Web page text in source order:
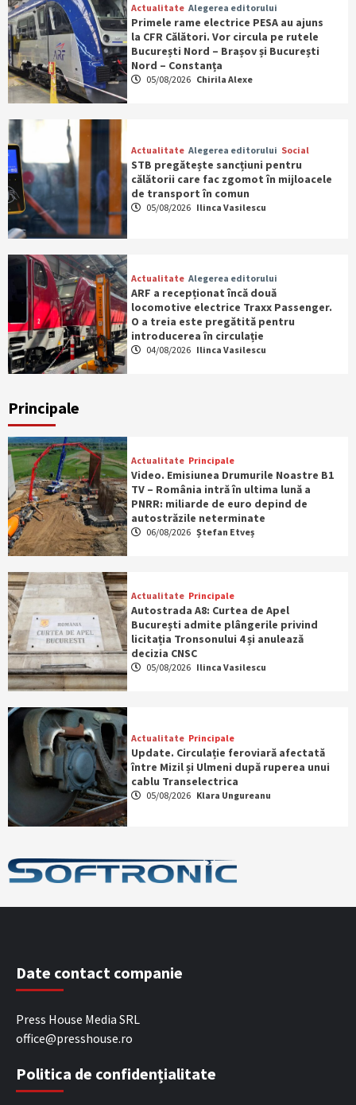
Actualitate Alegerea editorului
Primele rame electrice PESA au ajuns
la CFR Călători. Vor circula pe rutele
București Nord – Brașov și București
Nord – Constanța
05/08/2026 Chirila Alexe
Actualitate Alegerea editorului Social
STB pregătește sancțiuni pentru
călătorii care fac zgomot în mijloacele
de transport în comun
05/08/2026 Ilinca Vasilescu
Actualitate Alegerea editorului
ARF a recepționat încă două
locomotive electrice Traxx Passenger.
O a treia este pregătită pentru
introducerea în circulație
04/08/2026 Ilinca Vasilescu
Principale
Actualitate Principale
Video. Emisiunea Drumurile Noastre B1
TV – România intră în ultima lună a
PNRR: miliarde de euro depind de
autostrăzile neterminate
06/08/2026 Ștefan Etveș
Actualitate Principale
Autostrada A8: Curtea de Apel
București admite plângerile privind
licitația Tronsonului 4 și anulează
decizia CNSC
05/08/2026 Ilinca Vasilescu
Actualitate Principale
Update. Circulație feroviară afectată
între Mizil și Ulmeni după ruperea unui
cablu Transelectrica
05/08/2026 Klara Ungureanu
Date contact companie
Press House Media SRL
office@presshouse.ro
Politica de confidențialitate